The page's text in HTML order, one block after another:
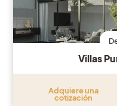
Villas
Adquiere una
cotización